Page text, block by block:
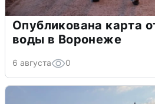
Опубликована карта
воды в Воронеже
6 августа 0